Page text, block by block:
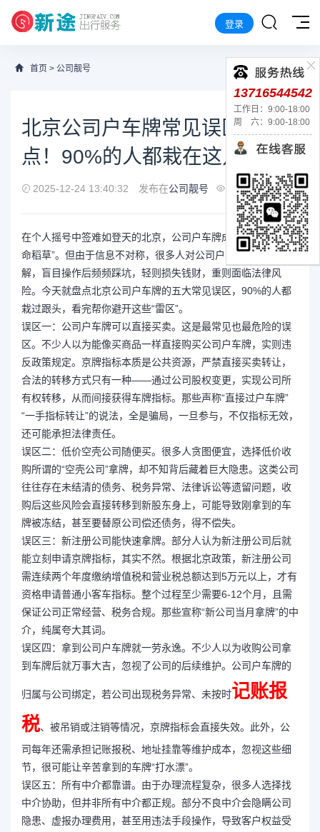
登录
首页 > 公司靓号
北京公司户车牌常见误区大盘
点！90%的人都栽在这几点上
2025-12-24 13:40:32 发布在公司靓号 129
在个人摇号中签难如登天的北京，公司户车牌成了不少人的“救
命稻草”。但由于信息不对称，很多人对公司户车牌存在诸多误
解，盲目操作后频频踩坑，轻则损失钱财，重则面临法律风
险。今天就盘点北京公司户车牌的五大常见误区，90%的人都
栽过跟头，看完帮你避开这些“雷区”。​
误区一：公司户车牌可以直接买卖。这是最常见也最危险的误
区。不少人以为能像买商品一样直接购买公司户车牌，实则违
反政策规定。京牌指标本质是公共资源，严禁直接买卖转让，
合法的转移方式只有一种——通过公司股权变更，实现公司所
有权转移，从而间接获得车牌指标。那些声称“直接过户车牌”
“一手指标转让”的说法，全是骗局，一旦参与，不仅指标无效，
还可能承担法律责任。​
误区二：低价空壳公司随便买。很多人贪图便宜，选择低价收
购所谓的“空壳公司”拿牌，却不知背后藏着巨大隐患。这类公司
往往存在未结清的债务、税务异常、法律诉讼等遗留问题，收
购后这些风险会直接转移到新股东身上，可能导致刚拿到的车
牌被冻结，甚至要替原公司偿还债务，得不偿失。​
误区三：新注册公司能快速拿牌。部分人认为新注册公司后就
能立刻申请京牌指标，其实不然。根据北京政策，新注册公司
需连续两个年度缴纳增值税和营业税总额达到5万元以上，才有
资格申请普通小客车指标。整个过程至少需要6-12个月，且需
保证公司正常经营、税务合规。那些宣称“新公司当月拿牌”的中
介，纯属夸大其词。​
误区四：拿到公司户车牌就一劳永逸。不少人以为收购公司拿
到车牌后就万事大吉，忽视了公司的后续维护。公司户车牌的
归属与公司绑定，若公司出现税务异常、未按时记账报
税、被吊销或注销等情况，京牌指标会直接失效。此外，公
司每年还需承担记账报税、地址挂靠等维护成本，忽视这些细
节，很可能让辛苦拿到的车牌“打水漂”。​
误区五：所有中介都靠谱。由于办理流程复杂，很多人选择找
中介协助，但并非所有中介都正规。部分不良中介会隐瞒公司
隐患、虚报办理费用，甚至用违法手段操作，导致客户权益受
13716544542
工作日：9:00-18:00
周 六：9:00-18:00